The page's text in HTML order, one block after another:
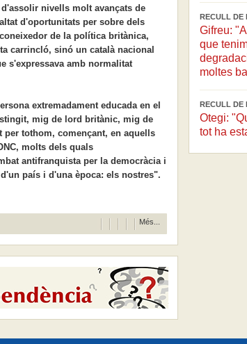
nivells molt avançats de
d'oportunitats per sobre dels
de la política britànica,
carrincló, sinó un català nacional
s'expressava amb normalitat
extremadament educada en el
mig de lord britànic, mig de
per tothom, començant, en aquells
molts dels quals
antifranquista per la democràcia i
país i d'una època: els nostres".
Més...
RECULL DE
Gifreu:
que
moltes
RECULL DE
Otegi:
tot ha